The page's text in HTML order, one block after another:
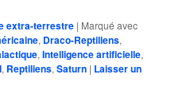
extra-terrestre | Marqué avec
, Draco-Reptiliens,
,Intelligence artificielle,
, Reptiliens,Saturn | Laisser un